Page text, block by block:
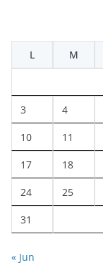
L
M
3 4
10 11
17 18
24 25
31
« Jun